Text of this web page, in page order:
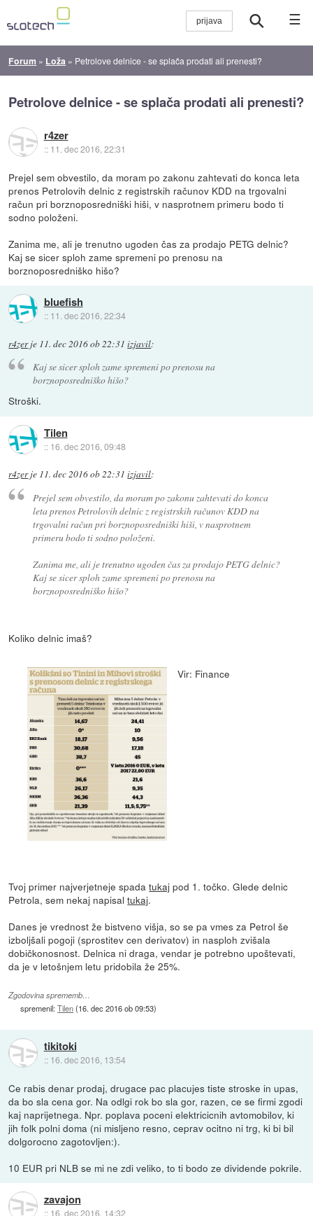
☰
Forum » Loža » Petrolove delnice - se splača prodati ali prenesti?
Petrolove delnice - se splača prodati ali prenesti?
r4zer
:: 11. dec 2016, 22:31
Prejel sem obvestilo, da moram po zakonu zahtevati do konca leta
prenos Petrolovih delnic z registrskih računov KDD na trgovalni
račun pri borznoposredniški hiši, v nasprotnem primeru bodo ti
sodno položeni.
Zanima me, ali je trenutno ugoden čas za prodajo PETG delnic?
Kaj se sicer sploh zame spremeni po prenosu na
borznoposredniško hišo?
bluefish
:: 11. dec 2016, 22:34
r4zerje 11. dec 2016 ob 22:31 izjavil:
Kaj se sicer sploh zame spremeni po prenosu na
borznoposredniško hišo?
Stroški.
Tilen
:: 16. dec 2016, 09:48
r4zerje 11. dec 2016 ob 22:31 izjavil:
Prejel sem obvestilo, da moram po zakonu zahtevati do konca
leta prenos Petrolovih delnic z registrskih računov KDD na
trgovalni račun pri borznoposredniški hiši, v nasprotnem
primeru bodo ti sodno položeni.
Zanima me, ali je trenutno ugoden čas za prodajo PETG delnic?
Kaj se sicer sploh zame spremeni po prenosu na
borznoposredniško hišo?
Koliko delnic imaš?
Vir: Finance
Tvoj primer najverjetneje spadatukaj pod 1. točko. Glede delnic
Petrola, sem nekaj napisaltukaj.
Danes je vrednost že bistveno višja, so se pa vmes za Petrol še
izboljšali pogoji (sprostitev cen derivatov) in nasploh zvišala
dobičkonosnost. Delnica ni draga, vendar je potrebno upoštevati,
da je v letošnjem letu pridobila že 25%.
Zgodovina sprememb…
spremenil:Tilen(16. dec 2016 ob 09:53)
tikitoki
:: 16. dec 2016, 13:54
Ce rabis denar prodaj, drugace pac placujes tiste stroske in upas,
da bo sla cena gor. Na odlgi rok bo sla gor, razen, ce se firmi zgodi
kaj naprijetnega. Npr. poplava poceni elektricicnih avtomobilov, ki
jih folk polni doma (ni misljeno resno, ceprav ocitno ni trg, ki bi bil
dolgorocno zagotovljen:).
10 EUR pri NLB se mi ne zdi veliko, to ti bodo ze dividende pokrile.
zavajon
:: 16. dec 2016, 14:32